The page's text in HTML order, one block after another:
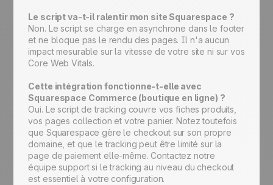
Le script va-t-il ralentir mon site Squarespace ?
Non. Le script se charge en asynchrone dans le footer
et ne bloque pas le rendu des pages. Il n'a aucun
impact mesurable sur la vitesse de votre site ni sur vos
Core Web Vitals.
Cette intégration fonctionne-t-elle avec
Squarespace Commerce (boutique en ligne) ?
Oui. Le script de tracking couvre vos fiches produits,
vos pages collection et votre panier. Notez toutefois
que Squarespace gère le checkout sur son propre
domaine, et que le tracking peut être limité sur la
page de paiement elle-même. Contactez notre
équipe support si le tracking au niveau du checkout
est essentiel à votre configuration.